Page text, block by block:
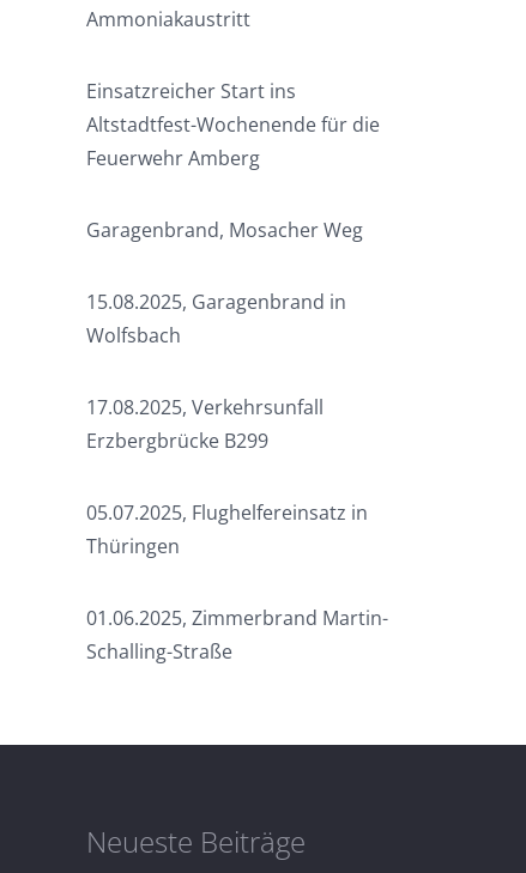
Ammoniakaustritt
Einsatzreicher Start ins
Altstadtfest-Wochenende für die
Feuerwehr Amberg
Garagenbrand, Mosacher Weg
15.08.2025, Garagenbrand in
Wolfsbach
17.08.2025, Verkehrsunfall
Erzbergbrücke B299
05.07.2025, Flughelfereinsatz in
Thüringen
01.06.2025, Zimmerbrand Martin-
Schalling-Straße
Neueste Beiträge